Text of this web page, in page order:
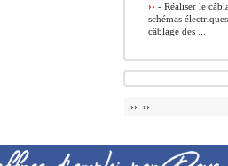
›› - Réaliser le
schémas
câblage des ...
›› ››